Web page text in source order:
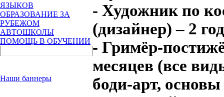
ЯЗЫКОВ
ОБРАЗОВАНИЕ ЗА
РУБЕЖОМ
АВТОШКОЛЫ
ПОМОЩЬ В ОБУЧЕНИИ
Наши баннеры
- Художник по
(дизайнер) – 2
- Гримёр-
месяцев (все
боди-арт,